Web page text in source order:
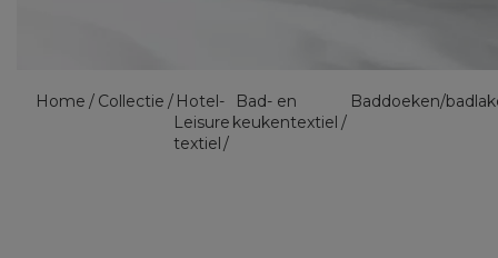
Home Collectie
Hotel-
Leisure
textiel
Bad- en
keukentextiel
Baddoeken/